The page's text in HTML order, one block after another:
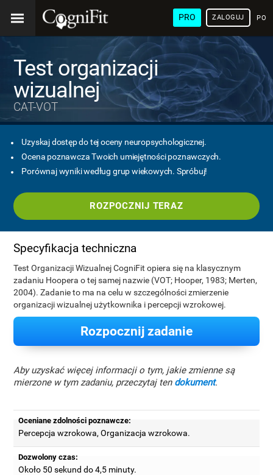
PRO ZALOGUJ
Test organizacji
wizualnej
CAT-VOT
Uzyskaj dostęp do tej oceny neuropsychologicznej.
Ocena poznawcza Twoich umiejętności poznawczych.
Porównaj wyniki według grup wiekowych. Spróbuj!
ROZPOCZNIJ TERAZ
Specyfikacja techniczna
Test Organizacji Wizualnej CogniFit opiera się na klasycznym
zadaniu Hoopera o tej samej nazwie (VOT; Hooper, 1983; Merten,
2004). Zadanie to ma na celu w szczególności zmierzenie
organizacji wizualnej użytkownika i percepcji wzrokowej.
Rozpocznij zadanie
Aby uzyskać więcej informacji o tym, jakie zmienne są
mierzone w tym zadaniu, przeczytaj ten dokument.
Oceniane zdolności poznawcze:
Percepcja wzrokowa, Organizacja wzrokowa.
Dozwolony czas:
Około 50 sekund do 4,5 minuty.